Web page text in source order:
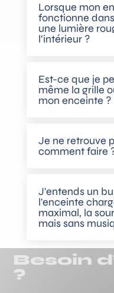
Lorsque mon
fonctionne
une lumière
l’intérieur ?
Est-ce que je
même la grille
mon enceinte ?
Je ne retrouve
comment faire
J'entends un
l'enceinte
maximal, la
mais sans
Besoin
?